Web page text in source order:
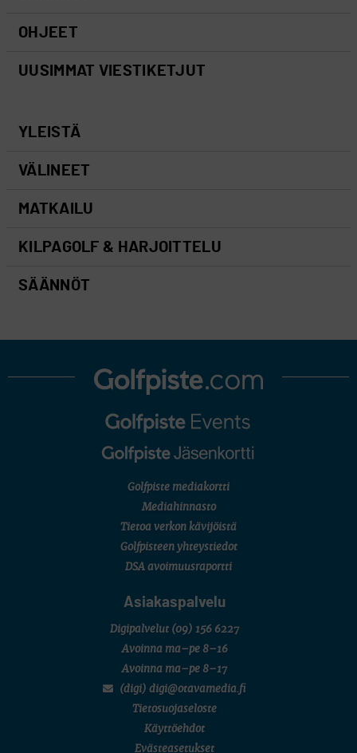
OHJEET
UUSIMMAT VIESTIKETJUT
YLEISTÄ
VÄLINEET
MATKAILU
KILPAGOLF & HARJOITTELU
SÄÄNNÖT
Golfpiste mediakortti
Mediahinnasto
Tietoa verkon kävijöistä
Golfpisteen yhteystiedot
DSA avoimuusraportti
Asiakaspalvelu
Digipalvelut (09) 156 6227
Avoinna ma–pe 8–16
Avoinna ma–pe 8–17
(digi) digi@otavamedia.fi
Tietosuojaseloste
Käyttöehdot
Evästeasetukset